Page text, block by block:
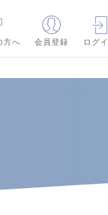
方へ 会員登録 ログ